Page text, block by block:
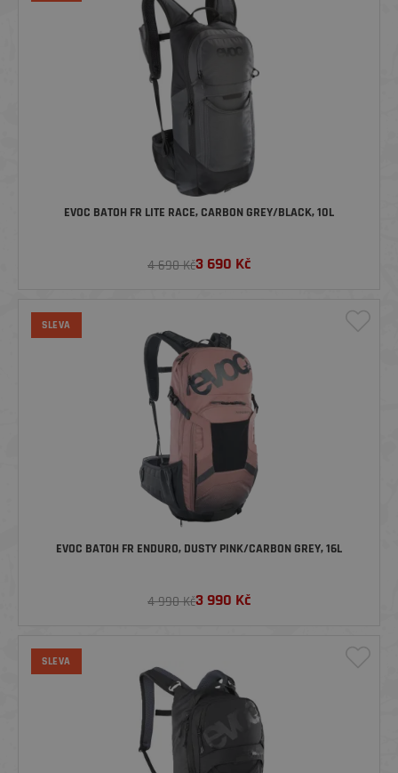
EVOC BATOH FR LITE RACE, CARBON GREY/BLACK, 10L
4 690 Kč3 690 Kč
SLEVA
EVOC BATOH FR ENDURO, DUSTY PINK/CARBON GREY, 16L
4 990 Kč3 990 Kč
SLEVA